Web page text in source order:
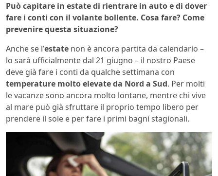
Può capitare in estate di rientrare in auto e di dover
fare i conti con il volante bollente. Cosa fare? Come
prevenire questa situazione?
Anche se l’estate non è ancora partita da calendario –
lo sarà ufficialmente dal 21 giugno – il nostro Paese
deve già fare i conti da qualche settimana con
temperature molto elevate da Nord a Sud. Per molti
le vacanze sono ancora molto lontane, mentre chi vive
al mare può già sfruttare il proprio tempo libero per
prendere il sole e per fare i primi bagni stagionali.